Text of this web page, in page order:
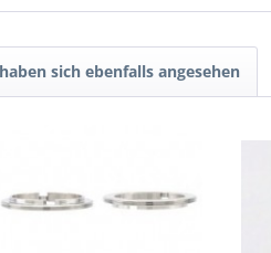
sich ebenfalls angesehen